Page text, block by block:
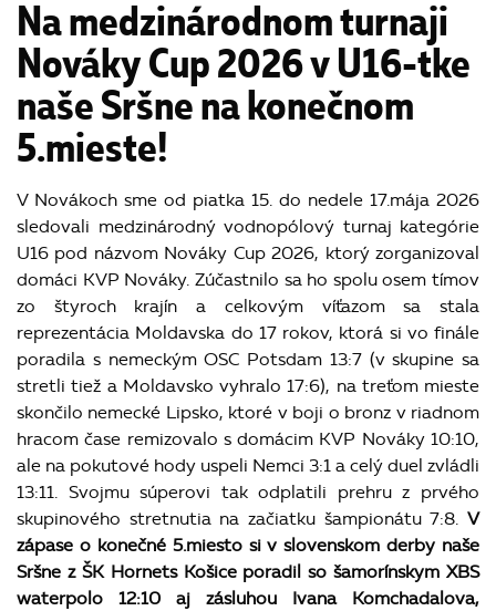
Na medzinárodnom turnaji
Nováky Cup 2026 v U16-tke
naše Sršne na konečnom
5.mieste!
V Novákoch sme od piatka 15. do nedele 17.mája 2026
sledovali medzinárodný vodnopólový turnaj kategórie
U16 pod názvom Nováky Cup 2026, ktorý zorganizoval
domáci KVP Nováky. Zúčastnilo sa ho spolu osem tímov
zo štyroch krajín a celkovým víťazom sa stala
reprezentácia Moldavska do 17 rokov, ktorá si vo finále
poradila s nemeckým OSC Potsdam 13:7 (v skupine sa
stretli tiež a Moldavsko vyhralo 17:6), na treťom mieste
skončilo nemecké Lipsko, ktoré v boji o bronz v riadnom
hracom čase remizovalo s domácim KVP Nováky 10:10,
ale na pokutové hody uspeli Nemci 3:1 a celý duel zvládli
13:11. Svojmu súperovi tak odplatili prehru z prvého
skupinového stretnutia na začiatku šampionátu 7:8. V
zápase o konečné 5.miesto si v slovenskom derby naše
Sršne z ŠK Hornets Košice poradil so šamorínskym XBS
waterpolo 12:10 aj zásluhou Ivana Komchadalova,